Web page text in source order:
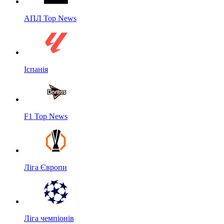
АПЛ Top News
Іспанія
F1 Top News
Ліга Європи
Ліга чемпіонів